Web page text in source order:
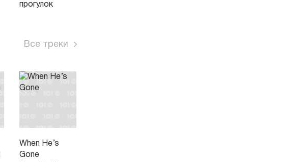
прогулок
Все треки
When He’s
Gone